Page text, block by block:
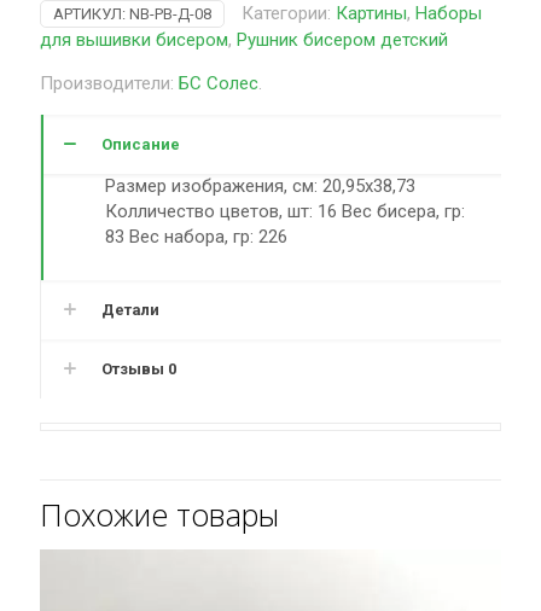
АРТИКУЛ: NB-РВ-Д-08 Категории: Картины, Наборы
для вышивки бисером, Рушник бисером детский
Производители: БС Солес.
Описание
Размер изображения, см: 20,95х38,73
Колличество цветов, шт: 16 Вес бисера, гр:
83 Вес набора, гр: 226
Детали
Отзывы 0
Похожие товары